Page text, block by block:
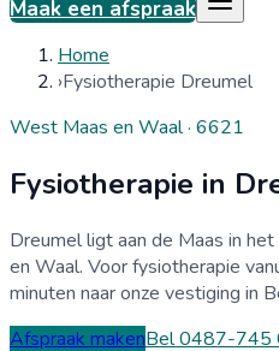
Maak een afspraak
Home
›Fysiotherapie Dreumel
West Maas en Waal· 6621
Fysiotherapie in
Dreumel ligt aan de Maas in
en Waal. Voor fysiotherapie
minuten naar onze vestiging in
Afspraak makenBel 0487-745